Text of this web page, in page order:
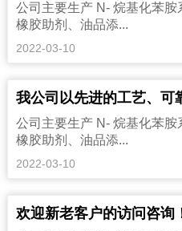
公司主要生产 N- 烷基化苯胺
橡胶助剂、油品添...
2022-03-10
我公司以先进的工艺、可
公司主要生产 N- 烷基化苯胺
橡胶助剂、油品添...
2022-03-10
欢迎新老客户的访问咨询